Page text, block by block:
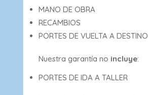
MANO DE OBRA
RECAMBIOS
PORTES DE VUELTA A DESTINO
Nuestra garantía no incluye:
PORTES DE IDA A TALLER